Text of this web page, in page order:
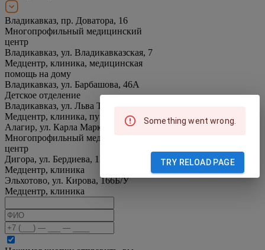
Владикавказ, пр. Доватора, 16
Многопрофильный медицинский
центр
Владикавказ, ул. Владикавказская, 7
Медцентр, клиника, медицинская
помощь на дому
Владикавказ, ул. Барбашова, 46А
Детское отделение
Владикавказ, ул. Льва Толстого, 17
Медцентр, клиника, пункт вакцинации
Алагир, ул. Карла Маркса, 39
Многопрофильный медицинский
центр
Дигора, ул. Бердиева, 1К
Медцентр, клиника
Эльхотово, ул. Кирова, 166Б/У
Медцентр, клиника
Something went wrong.
TRY RELOAD PAGE